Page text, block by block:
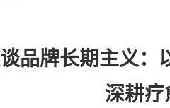
品牌长期主义
深耕